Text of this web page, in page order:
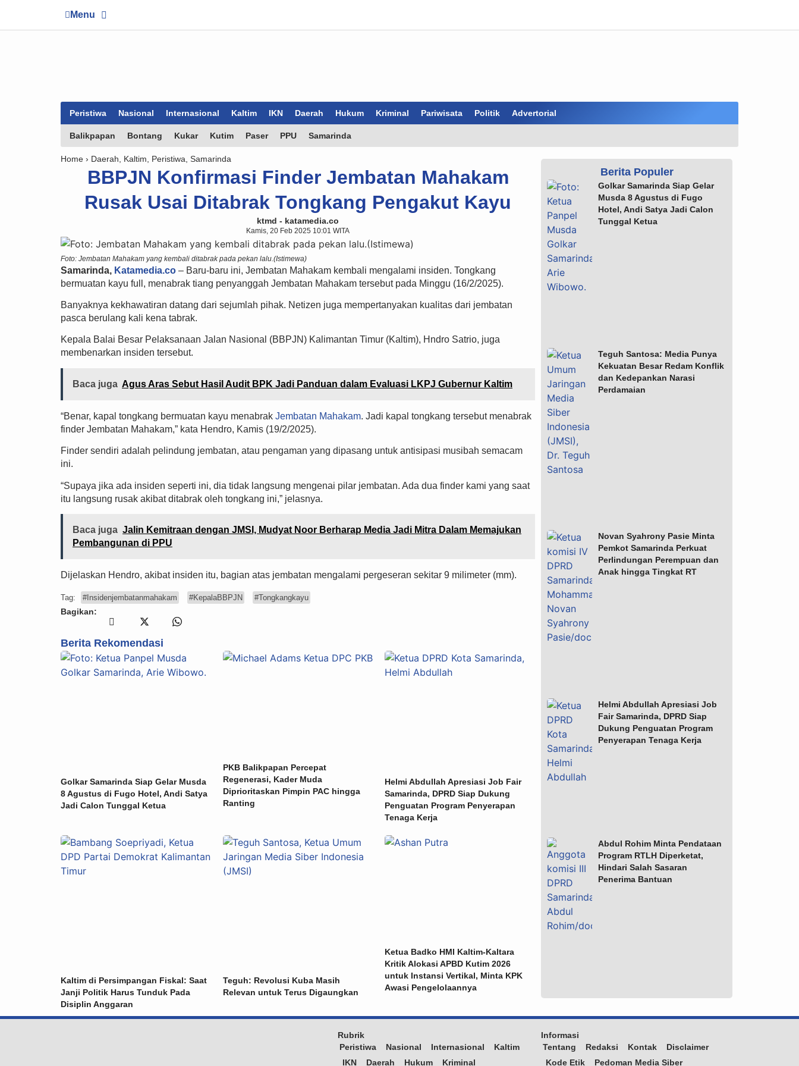
Menu
Peristiwa Nasional Internasional Kaltim IKN Daerah Hukum Kriminal Pariwisata Politik Advertorial
Balikpapan Bontang Kukar Kutim Paser PPU Samarinda
Home › Daerah Kaltim Peristiwa Samarinda
BBPJN Konfirmasi Finder Jembatan Mahakam
Rusak Usai Ditabrak Tongkang Pengakut Kayu
ktmd - katamedia.co
Kamis, 20 Feb 2025 10:01 WITA
Foto: Jembatan Mahakam yang kembali ditabrak pada pekan lalu.(Istimewa)
Samarinda, Katamedia.co – Baru-baru ini, Jembatan Mahakam kembali mengalami insiden. Tongkang
bermuatan kayu full, menabrak tiang penyanggah Jembatan Mahakam tersebut pada Minggu (16/2/2025).
Banyaknya kekhawatiran datang dari sejumlah pihak. Netizen juga mempertanyakan kualitas dari jembatan
pasca berulang kali kena tabrak.
Kepala Balai Besar Pelaksanaan Jalan Nasional (BBPJN) Kalimantan Timur (Kaltim), Hndro Satrio, juga
membenarkan insiden tersebut.
Baca juga Agus Aras Sebut Hasil Audit BPK Jadi Panduan dalam Evaluasi LKPJ Gubernur Kaltim
“Benar, kapal tongkang bermuatan kayu menabrak Jembatan Mahakam. Jadi kapal tongkang tersebut menabrak
finder Jembatan Mahakam,” kata Hendro, Kamis (19/2/2025).
Finder sendiri adalah pelindung jembatan, atau pengaman yang dipasang untuk antisipasi musibah semacam
ini.
“Supaya jika ada insiden seperti ini, dia tidak langsung mengenai pilar jembatan. Ada dua finder kami yang saat
itu langsung rusak akibat ditabrak oleh tongkang ini,” jelasnya.
Baca juga Jalin Kemitraan dengan JMSI, Mudyat Noor Berharap Media Jadi Mitra Dalam Memajukan
Pembangunan di PPU
Dijelaskan Hendro, akibat insiden itu, bagian atas jembatan mengalami pergeseran sekitar 9 milimeter (mm).
Tag: #Insidenjembatanmahakam #KepalaBBPJN #Tongkangkayu
Bagikan:
Berita Rekomendasi
Golkar Samarinda Siap Gelar Musda
8 Agustus di Fugo Hotel, Andi Satya
Jadi Calon Tunggal Ketua
PKB Balikpapan Percepat
Regenerasi, Kader Muda
Diprioritaskan Pimpin PAC hingga
Ranting
Helmi Abdullah Apresiasi Job Fair
Samarinda, DPRD Siap Dukung
Penguatan Program Penyerapan
Tenaga Kerja
Kaltim di Persimpangan Fiskal: Saat
Janji Politik Harus Tunduk Pada
Disiplin Anggaran
Teguh: Revolusi Kuba Masih
Relevan untuk Terus Digaungkan
Ketua Badko HMI Kaltim-Kaltara
Kritik Alokasi APBD Kutim 2026
untuk Instansi Vertikal, Minta KPK
Awasi Pengelolaannya
Berita Populer
Golkar Samarinda Siap Gelar
Musda 8 Agustus di Fugo
Hotel, Andi Satya Jadi Calon
Tunggal Ketua
Teguh Santosa: Media Punya
Kekuatan Besar Redam Konflik
dan Kedepankan Narasi
Perdamaian
Novan Syahrony Pasie Minta
Pemkot Samarinda Perkuat
Perlindungan Perempuan dan
Anak hingga Tingkat RT
Helmi Abdullah Apresiasi Job
Fair Samarinda, DPRD Siap
Dukung Penguatan Program
Penyerapan Tenaga Kerja
Abdul Rohim Minta Pendataan
Program RTLH Diperketat,
Hindari Salah Sasaran
Penerima Bantuan
Rubrik
Peristiwa
Nasional Internasional
Kaltim
IKN
Daerah Hukum Kriminal
Informasi
Tentang
Redaksi Kontak
Disclaimer
Kode Etik
Pedoman Media Siber